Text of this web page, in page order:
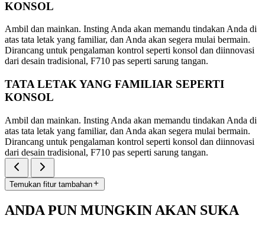
KONSOL
Ambil dan mainkan. Insting Anda akan memandu tindakan Anda di
atas tata letak yang familiar, dan Anda akan segera mulai bermain.
Dirancang untuk pengalaman kontrol seperti konsol dan diinnovasi
dari desain tradisional, F710 pas seperti sarung tangan.
TATA LETAK YANG FAMILIAR SEPERTI
KONSOL
Ambil dan mainkan. Insting Anda akan memandu tindakan Anda di
atas tata letak yang familiar, dan Anda akan segera mulai bermain.
Dirancang untuk pengalaman kontrol seperti konsol dan diinnovasi
dari desain tradisional, F710 pas seperti sarung tangan.
Temukan fitur tambahan
ANDA PUN MUNGKIN AKAN SUKA